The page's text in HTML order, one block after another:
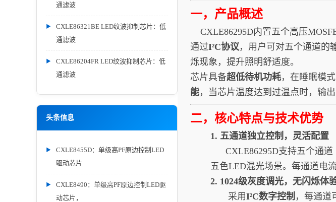
通滤波
CXLE86321BE LED纹波抑制芯片：低
通滤波
CXLE86204FR LED纹波抑制芯片：低
通滤波
头条信息
CXLE8455D：单级高PF原边控制LED
驱动芯片
CXLE8490：单级高PF原边控制LED驱
动芯片，
一，产品概述
CXLE86295D内置五个高压
通过I²C协议，用户可对五个通道的
烁现象，提升照明舒适度。
芯片具备超低待机功耗，在睡眠模
能，当芯片温度达到过温点时，输
二，核心特点与技术优势
1. 五通道独立控制，灵活配置
CXLE86295D支持五个通道
五色LED混光场景。每通道电流
2. 1024级灰度调光，无闪烁体
采用I²C数字控制 ，每通道